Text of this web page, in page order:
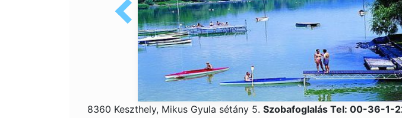
8360 Keszthely, Mikus Gyula sétány 5. Szobafoglalás Tel: 00-36-1-